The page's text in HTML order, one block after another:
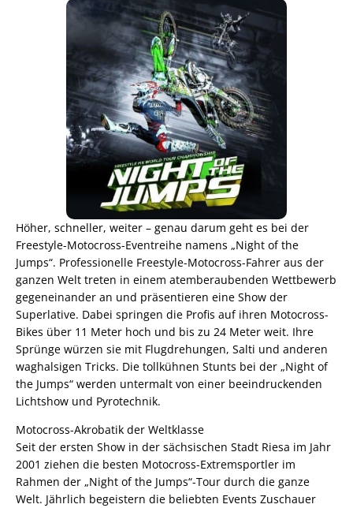
Höher, schneller, weiter – genau darum geht es bei der
Freestyle-Motocross-Eventreihe namens „Night of the
Jumps“. Professionelle Freestyle-Motocross-Fahrer aus der
ganzen Welt treten in einem atemberaubenden Wettbewerb
gegeneinander an und präsentieren eine Show der
Superlative. Dabei springen die Profis auf ihren Motocross-
Bikes über 11 Meter hoch und bis zu 24 Meter weit. Ihre
Sprünge würzen sie mit Flugdrehungen, Salti und anderen
waghalsigen Tricks. Die tollkühnen Stunts bei der „Night of
the Jumps“ werden untermalt von einer beeindruckenden
Lichtshow und Pyrotechnik.
Motocross-Akrobatik der Weltklasse
Seit der ersten Show in der sächsischen Stadt Riesa im Jahr
2001 ziehen die besten Motocross-Extremsportler im
Rahmen der „Night of the Jumps“-Tour durch die ganze
Welt. Jährlich begeistern die beliebten Events Zuschauer